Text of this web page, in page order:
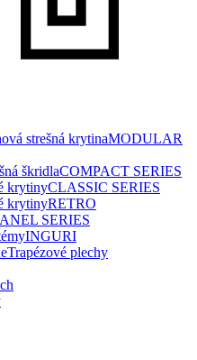
strešná krytinaMODULAR
škridlaCOMPACT SERIES
krytinyCLASSIC SERIES
krytinyRETRO
SERIES
INGURI
Trapézové plechy